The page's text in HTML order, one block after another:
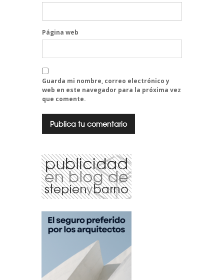
Página web
Guarda mi nombre, correo electrónico y
web en este navegador para la próxima vez
que comente.